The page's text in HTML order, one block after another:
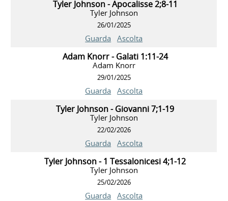
Tyler Johnson - Apocalisse 2;8-11
Tyler Johnson
26/01/2025
Guarda Ascolta
Adam Knorr - Galati 1:11-24
Adam Knorr
29/01/2025
Guarda Ascolta
Tyler Johnson - Giovanni 7;1-19
Tyler Johnson
22/02/2026
Guarda Ascolta
Tyler Johnson - 1 Tessalonicesi 4;1-12
Tyler Johnson
25/02/2026
Guarda Ascolta